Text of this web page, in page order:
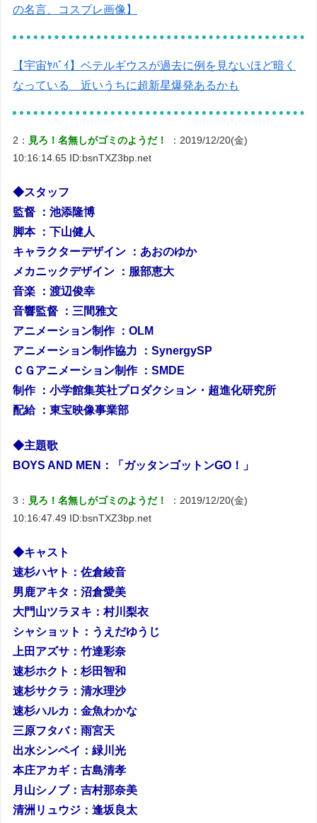
の名言、コスプレ画像】
【宇宙ﾔﾊﾞｲ】ベテルギウスが過去に例を見ないほど暗く
なっている 近いうちに超新星爆発あるかも
2： 見ろ！名無しがゴミのようだ！
：2019/12/20(金)
10:16:14.65 ID:bsnTXZ3bp.net
◆スタッフ
監督 ：池添隆博
脚本 ：下山健人
キャラクターデザイン ：あおのゆか
メカニックデザイン ：服部恵大
音楽 ：渡辺俊幸
音響監督 ：三間雅文
アニメーション制作 ：OLM
アニメーション制作協力 ：SynergySP
ＣＧアニメーション制作 ：SMDE
制作 ：小学館集英社プロダクション・超進化研究所
配給 ：東宝映像事業部
◆主題歌
BOYS AND MEN：「ガッタンゴットンGO！」
3： 見ろ！名無しがゴミのようだ！
：2019/12/20(金)
10:16:47.49 ID:bsnTXZ3bp.net
◆キャスト
速杉ハヤト：佐倉綾音
男鹿アキタ：沼倉愛美
大門山ツラヌキ：村川梨衣
シャショット：うえだゆうじ
上田アズサ：竹達彩奈
速杉ホクト：杉田智和
速杉サクラ：清水理沙
速杉ハルカ：金魚わかな
三原フタバ：雨宮天
出水シンペイ：緑川光
本庄アカギ：古島清孝
月山シノブ：吉村那奈美
清洲リュウジ：逢坂良太